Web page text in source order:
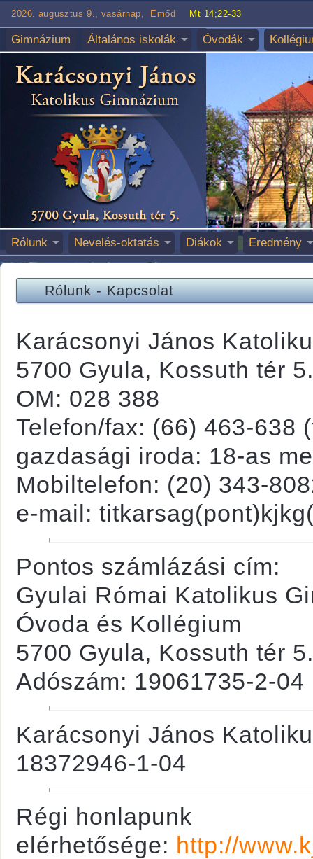
2026. augusztus 9., vasárnap, Emőd Mt 14;22-33
Gimnázium Általános iskolák Óvodák
Rólunk Nevelés-oktatás Diákok Eredmény
Rólunk-Kapcsolat
Karácsonyi János
5700 Gyula, Kossuth tér
OM: 028 388
Telefon/fax: (66) 463-638
gazdasági iroda: 18-as
Mobiltelefon: (20) 343-
e-mail:
Pontos számlázási cím:
Gyulai Római Katolikus
Óvoda és Kollégium
5700 Gyula, Kossuth tér
Adószám: 19061735-2-04
Karácsonyi János
18372946-1-04
Régi honlapunk
elérhetősége: http://